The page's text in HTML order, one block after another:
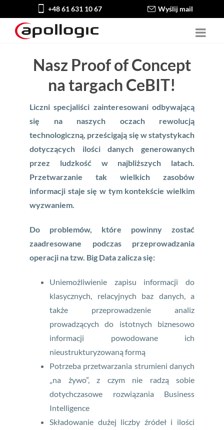
+48 61 631 10 67 Wyślij mail
Nasz Proof of Concept
na targach CeBIT!
Liczni specjaliści zainteresowani odbywającą
się na naszych oczach rewolucją
technologiczną, prześcigają się w statystykach
dotyczących ilości danych generowanych
przez ludzkość w najbliższych latach.
Przetwarzanie tak wielkich zasobów
informacji staje się w tym kontekście wielkim
wyzwaniem.
Do problemów, które powinny zostać
zaadresowane podczas przeprowadzania
operacji na tzw. Big Data zalicza się:
Uniemożliwienie zapisu informacji do
klasycznych, relacyjnych baz danych, a
także przeprowadzenie analiz
prowadzących do istotnych biznesowo
informacji powodowane ich
nieustrukturyzowaną formą
Potrzeba przetwarzania strumieni danych
„na żywo”, z czym nie radzą sobie
dotychczasowe rozwiązania Business
Intelligence
Składowanie dużej liczby źródeł i ilości